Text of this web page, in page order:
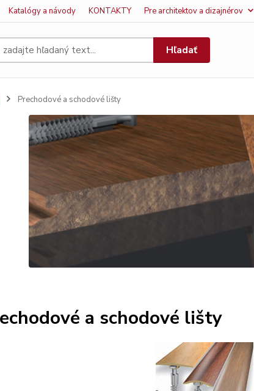
Katalógy a návody KONTAKTY Pre architektov a dizajnérov
Hľadať
Prechodové a schodové lišty
a schodové lišty